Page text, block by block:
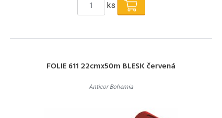
ks
FOLIE 611 22cmx50m BLESK červená
Anticor Bohemia